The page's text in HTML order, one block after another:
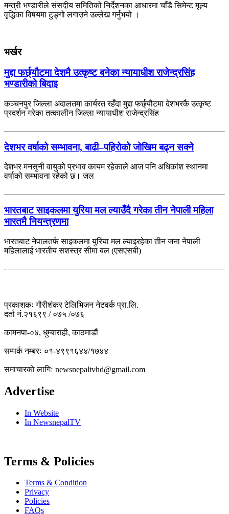
मन्त्री भण्डारीले संसदीय समितिको निर्देशनका आधारमा चाँडै सिमेन्ट मूल्य
वृद्धिका विषयमा टुङ्गो लगाउने उल्लेख गर्नुभयो ।
भर्खर
मुद्दा फर्छ्यौटमा देशमै उत्कृष्ट बनेका न्यायाधीश राजेन्द्रसिंह
भण्डारीको बिदाइ
कञ्चनपुर जिल्ला अदालतमा कार्यरत रहँदा मुद्दा फर्छ्यौटमा देशभरकै उत्कृष्ट
प्रदर्शन गरेका तत्कालीन जिल्ला न्यायाधीश राजेन्द्रसिंह
देशभर वर्षाको सम्भावना, बाढी–पहिरोको जोखिम बढ्न सक्ने
देशभर मनसुनी वायुको प्रभाव कायम रहेकाले आज पनि अधिकांश स्थानमा
वर्षाको सम्भावना रहेको छ। जल
भारतबाट साइकलमा युरिया मल ल्याउँदै गरेका तीन नेपाली महिला
भारतमै नियन्त्रणमा
भारतबाट नेपालतर्फ साइकलमा युरिया मल ल्याइरहेका तीन जना नेपाली
महिलालाई भारतीय सशस्त्र सीमा बल (एसएसबी)
प्रकाशकः गौरीशंकर टेलिभिजन नेटवर्क प्रा.लि.
दर्ता नं.२१६९९ / ०७५ /०७६
कामनपा-०४, धुम्बाराही, काठमाडौं
सम्पर्क नम्बरः ०१-४९९१६४४/१७४४
समाचारकाे लागिः newsnepaltvhd@gmail.com
Advertise
In Website
In NewsnepalTV
Terms & Policies
Terms & Condition
Privacy
Policies
FAQs